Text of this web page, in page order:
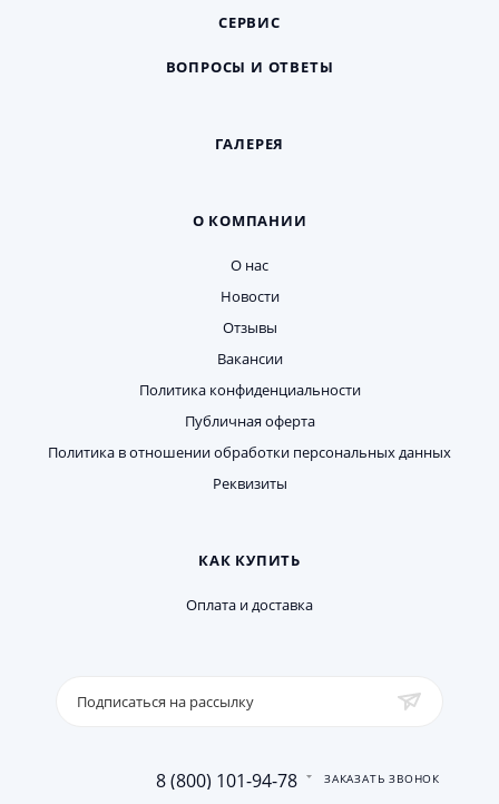
СЕРВИС
ВОПРОСЫ И ОТВЕТЫ
ГАЛЕРЕЯ
О КОМПАНИИ
О нас
Новости
Отзывы
Вакансии
Политика конфиденциальности
Публичная оферта
Политика в отношении обработки персональных данных
Реквизиты
КАК КУПИТЬ
Оплата и доставка
Подписаться на рассылку
8 (800) 101-94-78 ЗАКАЗАТЬ ЗВОНОК